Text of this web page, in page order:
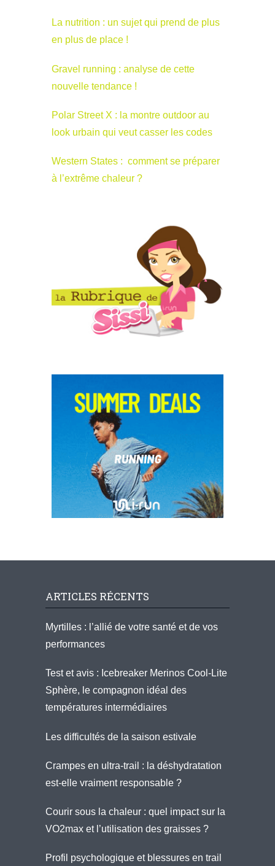
La nutrition : un sujet qui prend de plus
en plus de place !
Gravel running : analyse de cette
nouvelle tendance !
Polar Street X : la montre outdoor au
look urbain qui veut casser les codes
Western States : comment se préparer
à l’extrême chaleur ?
ARTICLES RÉCENTS
Myrtilles : l’allié de votre santé et de vos
performances
Test et avis : Icebreaker Merinos Cool-Lite
Sphère, le compagnon idéal des
températures intermédiaires
Les difficultés de la saison estivale
Crampes en ultra-trail : la déshydratation
est-elle vraiment responsable ?
Courir sous la chaleur : quel impact sur la
VO2max et l’utilisation des graisses ?
Profil psychologique et blessures en trail